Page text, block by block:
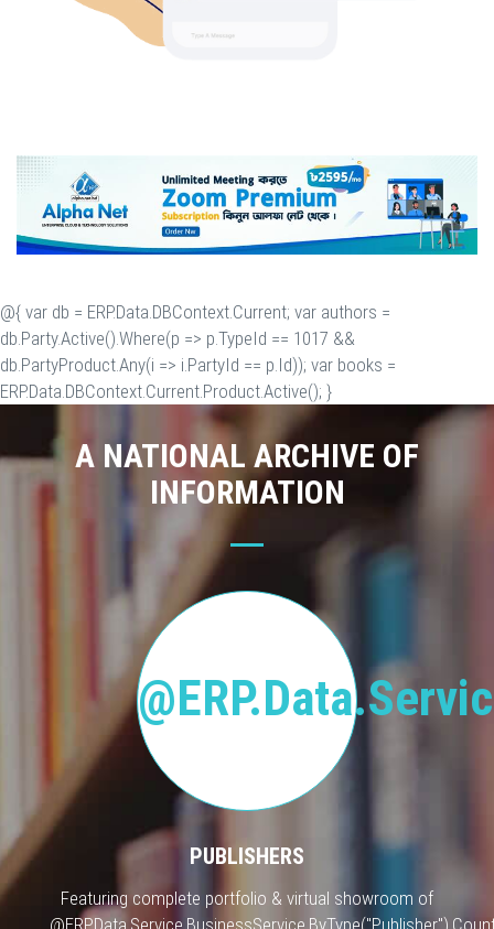
@{ var db = ERP.Data.DBContext.Current; var authors =
db.Party.Active().Where(p => p.TypeId == 1017 &&
db.PartyProduct.Any(i => i.PartyId == p.Id)); var books =
ERP.Data.DBContext.Current.Product.Active(); }
A NATIONAL ARCHIVE OF
INFORMATION
PUBLISHERS
Featuring complete portfolio & virtual showroom of